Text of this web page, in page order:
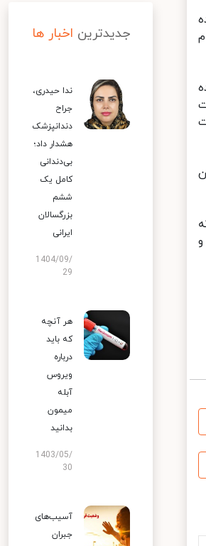
جدیدترین اخبار ها
ندا حیدری،
جراح
دندانپزشک
هشدار داد؛
بی‌دندانی
کامل یک
ششم
بزرگسالان
ایرانی
1404/09/
29
هر آنچه
که باید
درباره
ویروس
آبله
میمون
بدانید
1403/05/
30
آسیب‌های
جبران